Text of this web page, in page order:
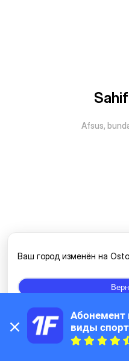
Afsus,
Ваш город изменён на
Абонемент
виды